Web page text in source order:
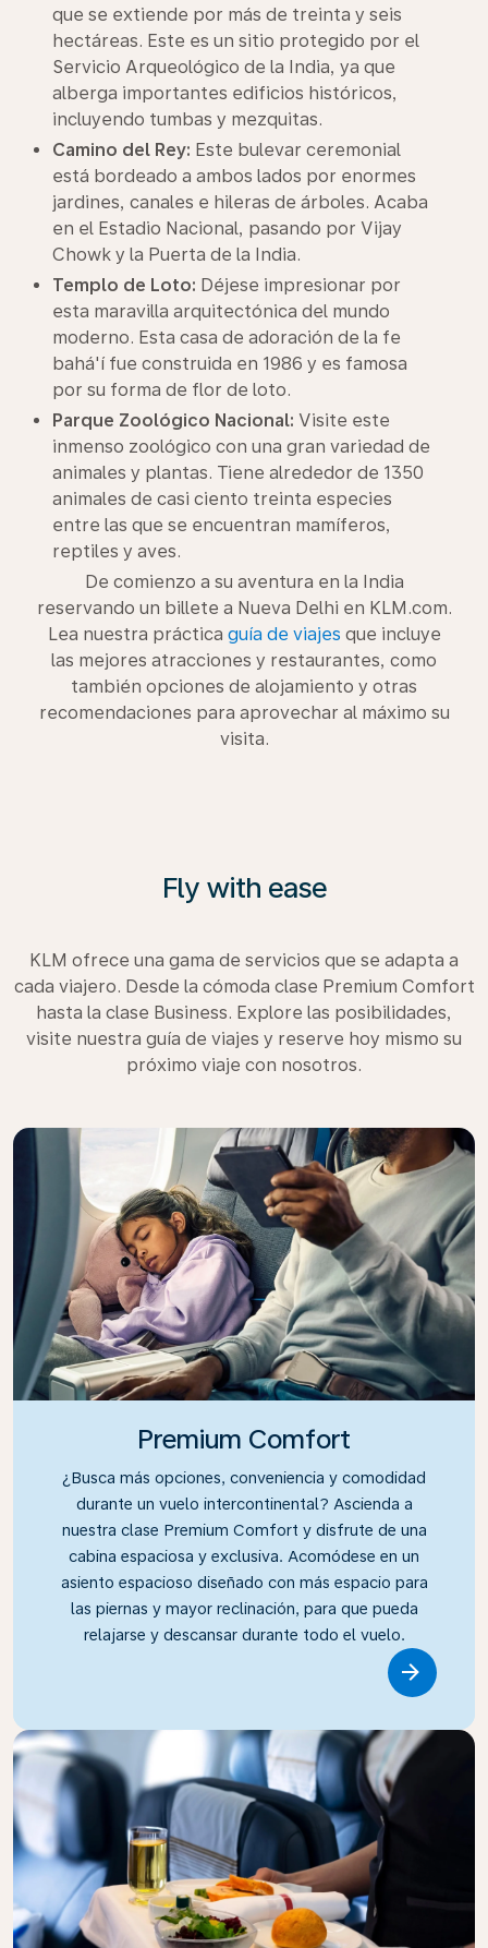
que se extiende por más de treinta y seis
hectáreas. Este es un sitio protegido por el
Servicio Arqueológico de la India, ya que
alberga importantes edificios históricos,
incluyendo tumbas y mezquitas.
Camino del Rey: Este bulevar ceremonial
está bordeado a ambos lados por enormes
jardines, canales e hileras de árboles. Acaba
en el Estadio Nacional, pasando por Vijay
Chowk y la Puerta de la India.
Templo de Loto: Déjese impresionar por
esta maravilla arquitectónica del mundo
moderno. Esta casa de adoración de la fe
bahá'í fue construida en 1986 y es famosa
por su forma de flor de loto.
Parque Zoológico Nacional: Visite este
inmenso zoológico con una gran variedad de
animales y plantas. Tiene alrededor de 1350
animales de casi ciento treinta especies
entre las que se encuentran mamíferos,
reptiles y aves.
De comienzo a su aventura en la India
reservando un billete a Nueva Delhi en KLM.com.
Lea nuestra práctica guía de viajes que incluye
las mejores atracciones y restaurantes, como
también opciones de alojamiento y otras
recomendaciones para aprovechar al máximo su
visita.
Fly with ease
KLM ofrece una gama de servicios que se adapta a
cada viajero. Desde la cómoda clase Premium Comfort
hasta la clase Business. Explore las posibilidades,
visite nuestra guía de viajes y reserve hoy mismo su
próximo viaje con nosotros.
Premium Comfort
¿Busca más opciones, conveniencia y comodidad
durante un vuelo intercontinental? Ascienda a
nuestra clase Premium Comfort y disfrute de una
cabina espaciosa y exclusiva. Acomódese en un
asiento espacioso diseñado con más espacio para
las piernas y mayor reclinación, para que pueda
relajarse y descansar durante todo el vuelo.